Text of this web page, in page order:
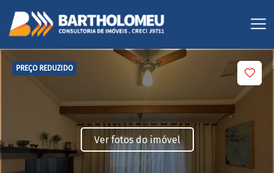
PREÇO REDUZIDO
Ver fotos do imóvel